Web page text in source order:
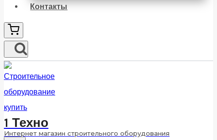
Контакты
1 Техно
Интернет магазин строительного оборудования